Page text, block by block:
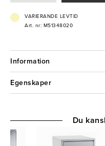
- Kylningssystem: Vattenkyld
- Tömningspump: Nej
VARIERANDE LEVTID
Art. nr: M51348020
Information
Egenskaper
Du